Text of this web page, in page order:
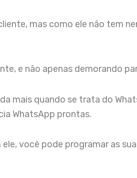
mas como ele não tem
e não apenas demorando
mais quando se trata do
WhatsApp prontas.
ele, você pode programar as